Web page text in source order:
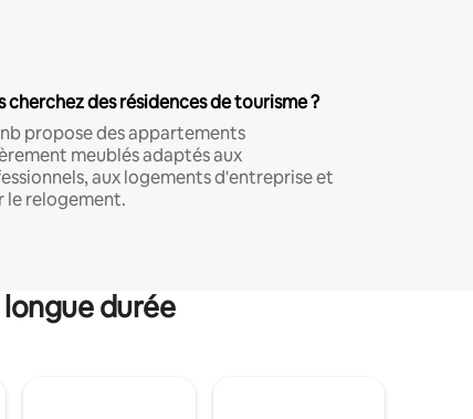
cherchez des résidences de tourisme ?
propose des appartements
meublés adaptés aux
aux logements d'entreprise et
le relogement.
durée